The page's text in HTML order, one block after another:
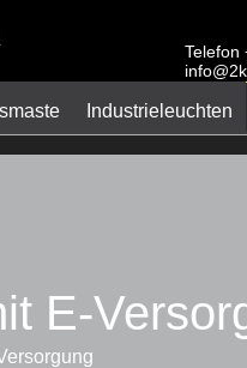
Telefon
Industrieleuchten
E-